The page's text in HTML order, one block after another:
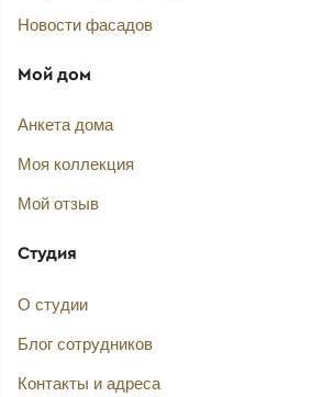
Новости фасадов
Мой дом
Анкета дома
Моя коллекция
Мой отзыв
Студия
О студии
Блог сотрудников
Контакты и адреса